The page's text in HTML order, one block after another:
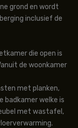
grond en wordt
inclusief de
die open is
de woonkamer
met planken,
badkamer welke is
met wastafel,